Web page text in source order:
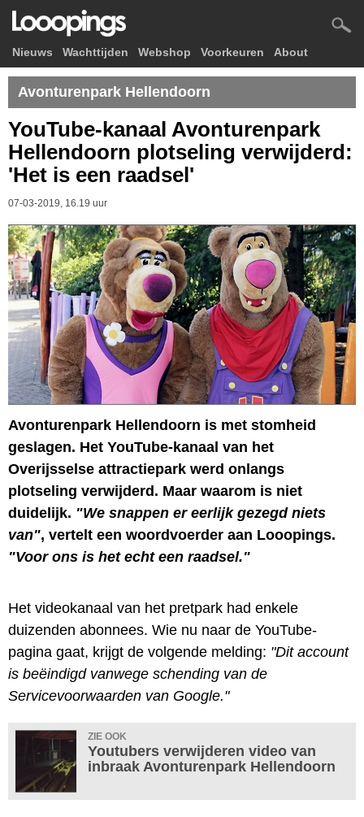
Nieuws Wachttijden Webshop Voorkeuren About
Avonturenpark Hellendoorn
YouTube-kanaal Avonturenpark
Hellendoorn plotseling verwijderd:
'Het is een raadsel'
07-03-2019, 16.19 uur
Avonturenpark Hellendoorn is met stomheid
geslagen. Het YouTube-kanaal van het
Overijsselse attractiepark werd onlangs
plotseling verwijderd. Maar waarom is niet
duidelijk. "We snappen er eerlijk gezegd niets
van", vertelt een woordvoerder aan Looopings.
"Voor ons is het echt een raadsel."
Het videokanaal van het pretpark had enkele
duizenden abonnees. Wie nu naar de YouTube-
pagina gaat, krijgt de volgende melding: "Dit account
is beëindigd vanwege schending van de
Servicevoorwaarden van Google."
ZIE OOK
Youtubers verwijderen video van
inbraak Avonturenpark Hellendoorn